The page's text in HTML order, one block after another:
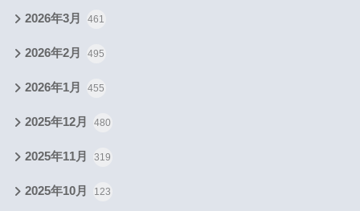
2026年3月 461
2026年2月 495
2026年1月 455
2025年12月 480
2025年11月 319
2025年10月 123